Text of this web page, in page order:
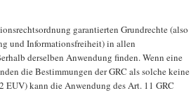
garantierten Grundrechte (also
und Informationsfreiheit) in allen
derselben Anwendung finden. Wenn eine
die Bestimmungen der GRC als solche keine
kann die Anwendung des Art. 11 GRC